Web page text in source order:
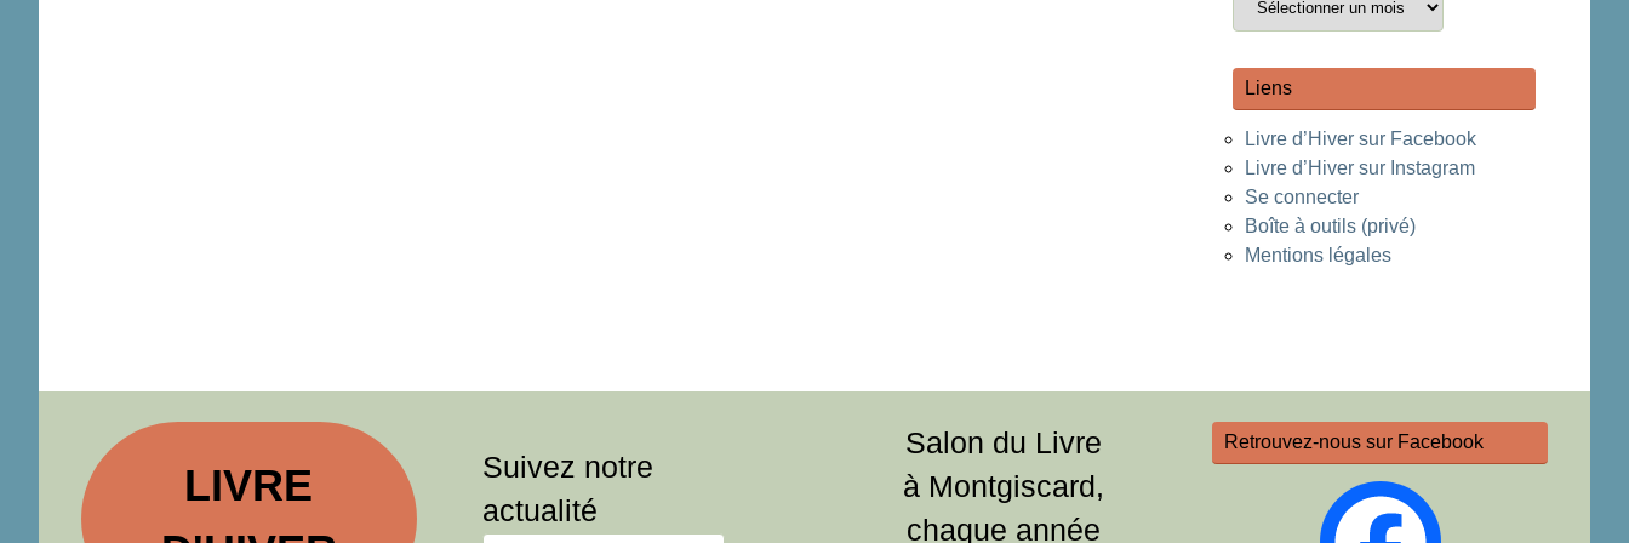
Liens
Livre d’Hiver sur Facebook
Livre d’Hiver sur Instagram
Se connecter
Boîte à outils (privé)
Mentions légales
LIVRE
Suivez notre
actualité
Salon du Livre
à Montgiscard,
chaque année
Retrouvez-nous sur Facebook